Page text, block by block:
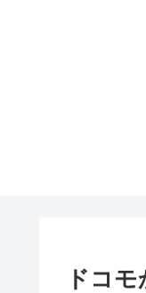
ドコ